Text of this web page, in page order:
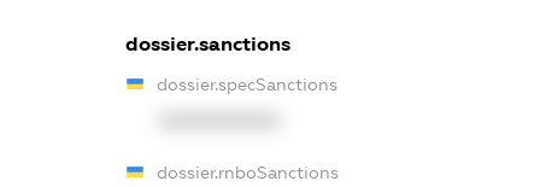
dossier.sanctions
dossier.specSanctions
dossier.rnboSanctions